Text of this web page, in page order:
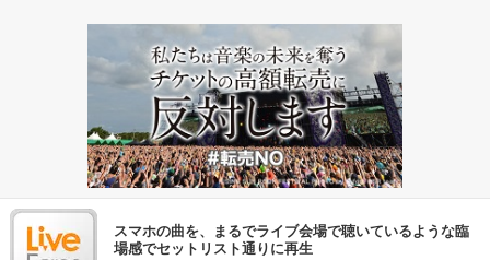
スマホの曲を、まるでライブ会場で聴いているような臨
場感でセットリスト通りに再生